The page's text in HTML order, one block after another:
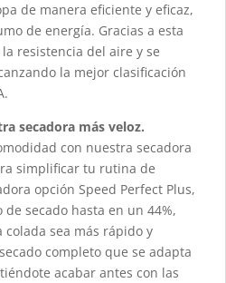
de manera eficiente y eficaz,
de energía. Gracias a esta
resistencia del aire y se
la mejor clasificación
secadora más veloz.
con nuestra secadora
simplificar tu rutina de
opción Speed Perfect Plus,
secado hasta en un 44%,
sea más rápido y
completo que se adapta
acabar antes con las